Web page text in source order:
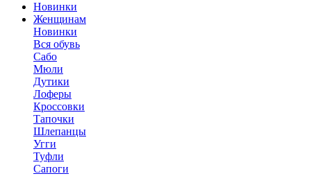
Новинки
Женщинам
Новинки
Вся обувь
Сабо
Мюли
Дутики
Лоферы
Кроссовки
Тапочки
Шлепанцы
Угги
Туфли
Сапоги